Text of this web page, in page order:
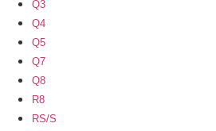
Q3
Q4
Q5
Q7
Q8
R8
RS/S